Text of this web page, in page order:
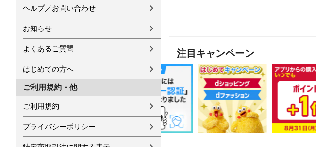
ヘルプ／お問い合わせ
お知らせ
よくあるご質問
はじめての方へ
ご利用規約・他
ご利用規約
プライバシーポリシー
注目キャンペーン